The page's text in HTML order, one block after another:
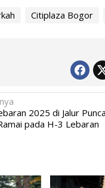
Citiplaza Bogor
2025 di Jalur
pada H-3 Lebaran